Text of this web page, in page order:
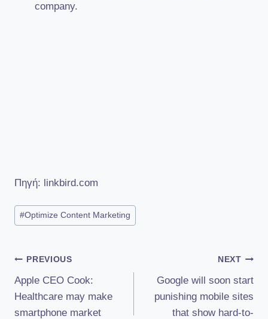
company.
Πηγή: linkbird.com
Post
Tags:
#Optimize Content Marketing
Πλοήγηση
άρθρων
PREVIOUS
Apple CEO Cook:
Healthcare may make
smartphone market
NEXT
Google will soon start
punishing mobile sites
that show hard-to-